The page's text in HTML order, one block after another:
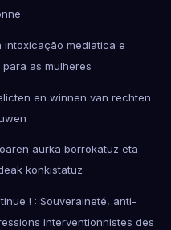
intoxicação mediatica e
as mulheres
en winnen van rechten
aurka borrokatuz eta
konkistatuz
! : Souveraineté, anti-
interventionnistes des